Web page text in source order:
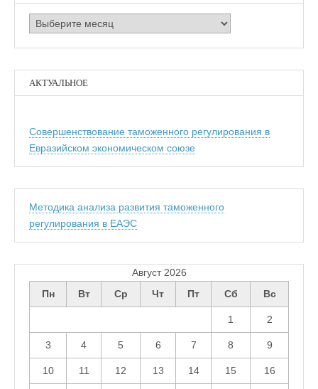
Архивы
АКТУАЛЬНОЕ
Совершенствование таможенного регулирования в
Евразийском экономическом союзе
Методика анализа развития таможенного
регулирования в ЕАЭС
Август 2026
Пн
Вт Ср Чт Пт Сб Вс
1 2
3 4 5 6 7 8 9
10 11 12 13 14 15 16